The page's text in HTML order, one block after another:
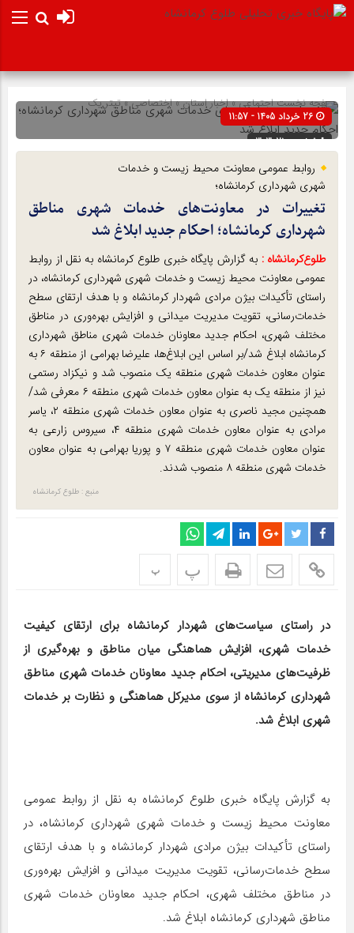
صفحه نخستاجتماعی»اخبار استان»اختصاصی»تیتر یک
شناسه : 303021
روابط عمومی معاونت محیط زیست و خدمات
شهری شهرداری کرمانشاه؛
تغییرات در معاونت‌های خدمات شهری مناطق
شهرداری کرمانشاه؛ احکام جدید ابلاغ شد
طلوع‌‌کرمانشاه : به گزارش پایگاه خبری طلوع کرمانشاه به نقل از روابط
عمومی معاونت محیط زیست و خدمات شهری شهرداری کرمانشاه، در
راستای تأکیدات بیژن مرادی شهردار کرمانشاه و با هدف ارتقای سطح
خدمات‌رسانی، تقویت مدیریت میدانی و افزایش بهره‌وری در مناطق
مختلف شهری، احکام جدید معاونان خدمات شهری مناطق شهرداری
کرمانشاه ابلاغ شد/بر اساس این ابلاغ‌ها، علیرضا بهرامی از منطقه ۶ به
عنوان معاون خدمات شهری منطقه یک منصوب شد و نیکزاد رستمی
نیز از منطقه یک به عنوان معاون خدمات شهری منطقه ۶ معرفی شد/
همچنین مجید ناصری به عنوان معاون خدمات شهری منطقه ۲، یاسر
مرادی به عنوان معاون خدمات شهری منطقه ۴، سیروس زارعی به
عنوان معاون خدمات شهری منطقه ۷ و پوریا بهرامی به عنوان معاون
خدمات شهری منطقه ۸ منصوب شدند.
منبع : طلوع کرمانشاه
پ پ
در راستای سیاست‌های شهردار کرمانشاه برای ارتقای کیفیت
خدمات شهری، افزایش هماهنگی میان مناطق و بهره‌گیری از
ظرفیت‌های مدیریتی، احکام جدید معاونان خدمات شهری مناطق
شهرداری کرمانشاه از سوی مدیرکل هماهنگی و نظارت بر خدمات
شهری ابلاغ شد.
به گزارش پایگاه خبری طلوع کرمانشاه به نقل از روابط عمومی
معاونت محیط زیست و خدمات شهری شهرداری کرمانشاه، در
راستای تأکیدات بیژن مرادی شهردار کرمانشاه و با هدف ارتقای
سطح خدمات‌رسانی، تقویت مدیریت میدانی و افزایش بهره‌وری
در مناطق مختلف شهری، احکام جدید معاونان خدمات شهری
مناطق شهرداری کرمانشاه ابلاغ شد.